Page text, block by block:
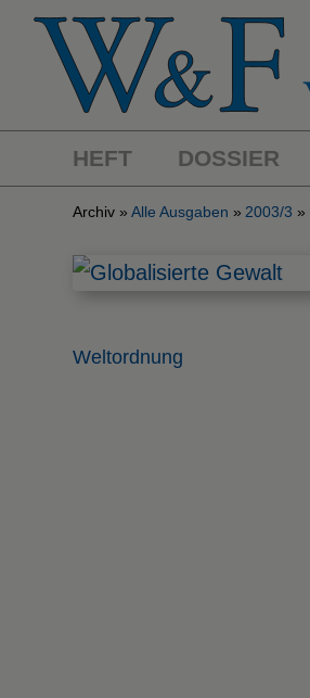
HEFT DOSSIER
Archiv Alle Ausgaben 2003/3
Weltordnung